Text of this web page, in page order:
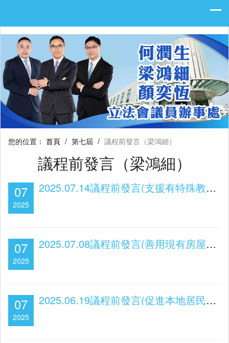
您的位置： 首頁 / 第七屆 / 議程前發言（梁鴻細）
議程前發言（梁鴻細）
07
2025
2025.07.14議程前發言(支援有特殊教育需要之青年就業 締造公平和諧的學習及就業氛圍)
07
2025
2025.07.08議程前發言(善用現有房屋資源 提速都市更新建設)
07
2025
2025.06.19議程前發言(促進本地居民就業 保障大眾安居樂業)